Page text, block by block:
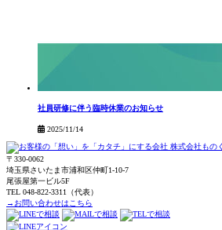
社員研修に伴う臨時休業のお知らせ
2025/11/14
〒330-0062
埼玉県さいたま市浦和区仲町1-10-7
尾張屋第一ビル5F
TEL 048-822-3311（代表）
→お問い合わせはこちら